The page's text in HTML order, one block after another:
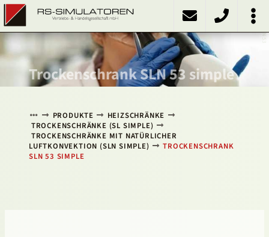
Trockenschrank SLN 53 simple
SLN 53
PRODUKTE
HEIZSCHRÄNKE
TROCKENSCHRÄNKE (SL SIMPLE)
TROCKENSCHRÄNKE MIT NATÜRLICHER
LUFTKONVEKTION (SLN SIMPLE)
TROCKENSCHRANK
SLN 53 SIMPLE
PRODUKTE
Kühlschränke
Kühlinkubatoren
Heizschränke
Klimaschränke
Sonstiges
ÜBER UNS
KONTAKT
NACH OBEN